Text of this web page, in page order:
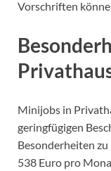
Vorschriften
Minijobs in
geringfügigen
Besonderheiten
538 Euro pro